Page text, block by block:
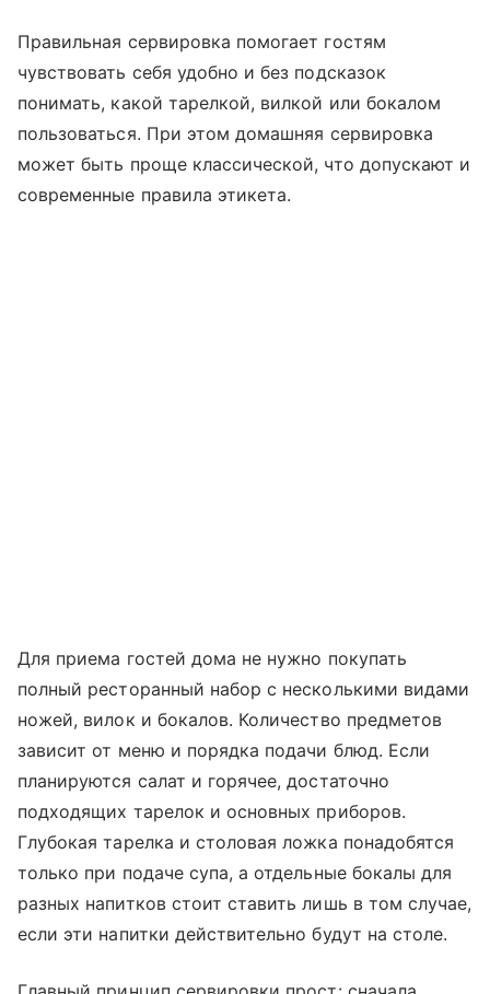
Правильная сервировка помогает гостям
чувствовать себя удобно и без подсказок
понимать, какой тарелкой, вилкой или бокалом
пользоваться. При этом домашняя сервировка
может быть проще классической, что допускают и
современные правила этикета.
Для приема гостей дома не нужно покупать
полный ресторанный набор с несколькими видами
ножей, вилок и бокалов. Количество предметов
зависит от меню и порядка подачи блюд. Если
планируются салат и горячее, достаточно
подходящих тарелок и основных приборов.
Глубокая тарелка и столовая ложка понадобятся
только при подаче супа, а отдельные бокалы для
разных напитков стоит ставить лишь в том случае,
если эти напитки действительно будут на столе.